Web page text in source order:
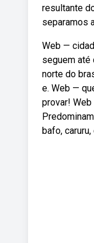
resultante
separamos
Web —
seguem até
norte do
e. Web —
provar!
bafo,